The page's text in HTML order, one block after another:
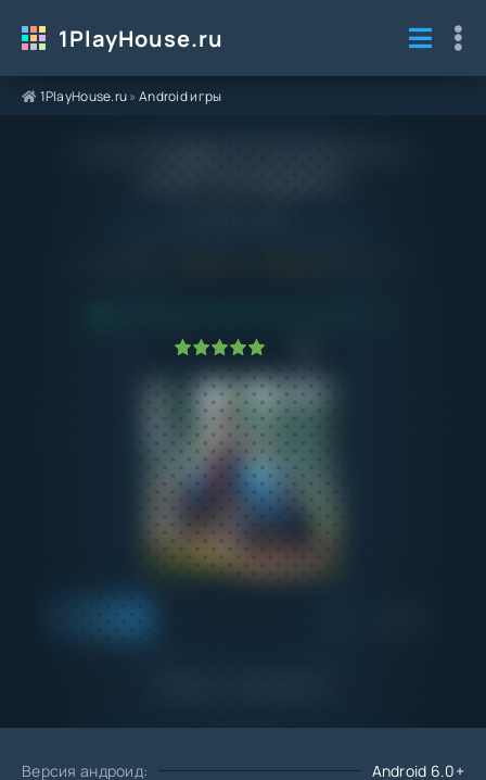
1PlayHouse.ru
1PlayHouse.ru»Android игры
Версия андроид: Android 6.0+